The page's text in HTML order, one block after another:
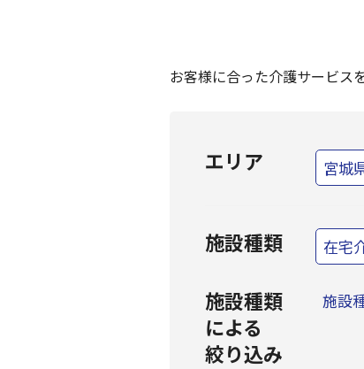
お客様に合った介護サービス
エリア 宮城
施設種類 在宅
施設種類
による
絞り込み
施設